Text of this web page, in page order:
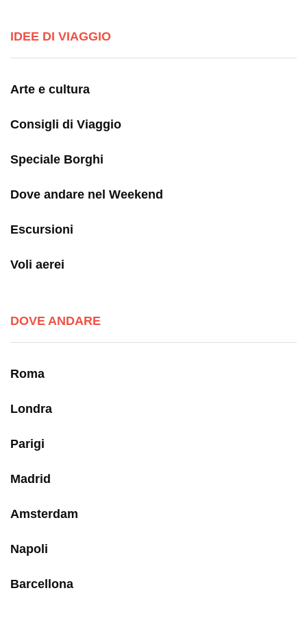
IDEE DI VIAGGIO
Arte e cultura
Consigli di Viaggio
Speciale Borghi
Dove andare nel Weekend
Escursioni
Voli aerei
DOVE ANDARE
Roma
Londra
Parigi
Madrid
Amsterdam
Napoli
Barcellona